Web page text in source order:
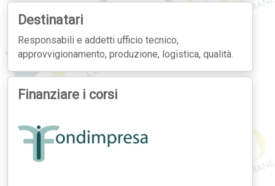
Destinatari
Responsabili e addetti ufficio tecnico,
approvvigionamento, produzione, logistica, qualità.
Finanziare i corsi